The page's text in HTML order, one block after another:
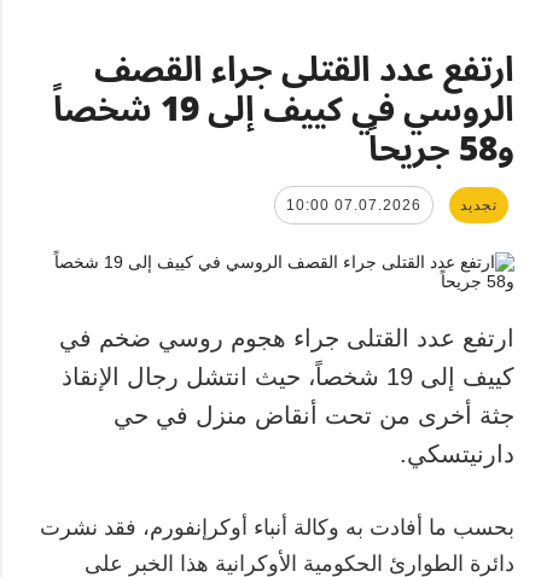
ارتفع عدد القتلى جراء القصف
الروسي في كييف إلى 19 شخصاً
و58 جريحاً
تجديد 07.07.2026 10:00
ارتفع عدد القتلى جراء هجوم روسي ضخم في
كييف إلى 19 شخصاً، حيث انتشل رجال الإنقاذ
جثة أخرى من تحت أنقاض منزل في حي
دارنيتسكي.
بحسب ما أفادت به وكالة أنباء أوكرإنفورم، فقد نشرت
دائرة الطوارئ الحكومية الأوكرانية هذا الخبر على